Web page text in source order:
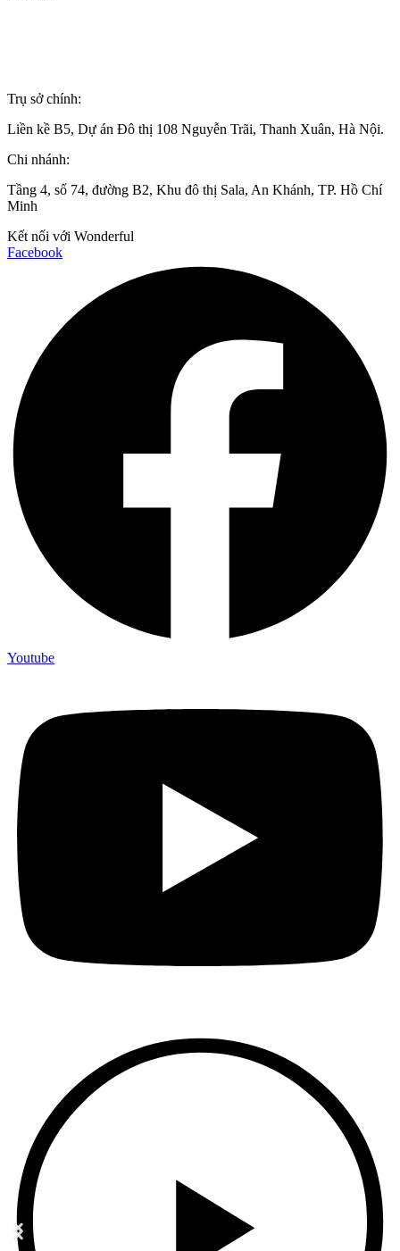
Trụ sở chính:
Liền kề B5, Dự án Đô thị 108 Nguyễn Trãi, Thanh Xuân, Hà Nội.
Chi nhánh:
Tầng 4, số 74, đường B2, Khu đô thị Sala, An Khánh, TP. Hồ Chí
Minh
Kết nối với Wonderful
Facebook
Youtube